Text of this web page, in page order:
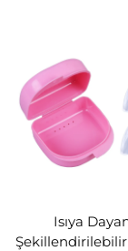
Bu klasik
yapıldı...
Harika
Uzman bir
bu diş
Güvenlik
Isıya
Şekillendirilebilir